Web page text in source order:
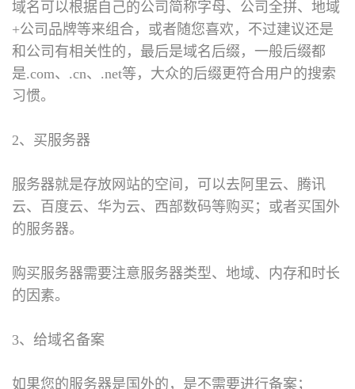
域名可以根据自己的公司简称字母、公司全拼、地域
+公司品牌等来组合，或者随您喜欢，不过建议还是
和公司有相关性的，最后是域名后缀，一般后缀都
是.com、.cn、.net等，大众的后缀更符合用户的搜索
习惯。
2、买服务器
服务器就是存放网站的空间，可以去阿里云、腾讯
云、百度云、华为云、西部数码等购买；或者买国外
的服务器。
购买服务器需要注意服务器类型、地域、内存和时长
的因素。
3、给域名备案
如果您的服务器是国外的，是不需要进行备案；